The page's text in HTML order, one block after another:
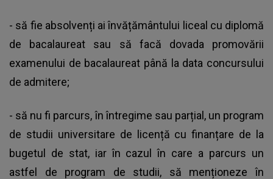
- să fie absolvenți ai învățământului liceal cu diplomă
de bacalaureat sau să facă dovada promovării
examenului de bacalaureat până la data concursului
de admitere;
- să nu fi parcurs, în întregime sau parțial, un program
de studii universitare de licență cu finanțare de la
bugetul de stat, iar în cazul în care a parcurs un
astfel de program de studii, să menționeze în